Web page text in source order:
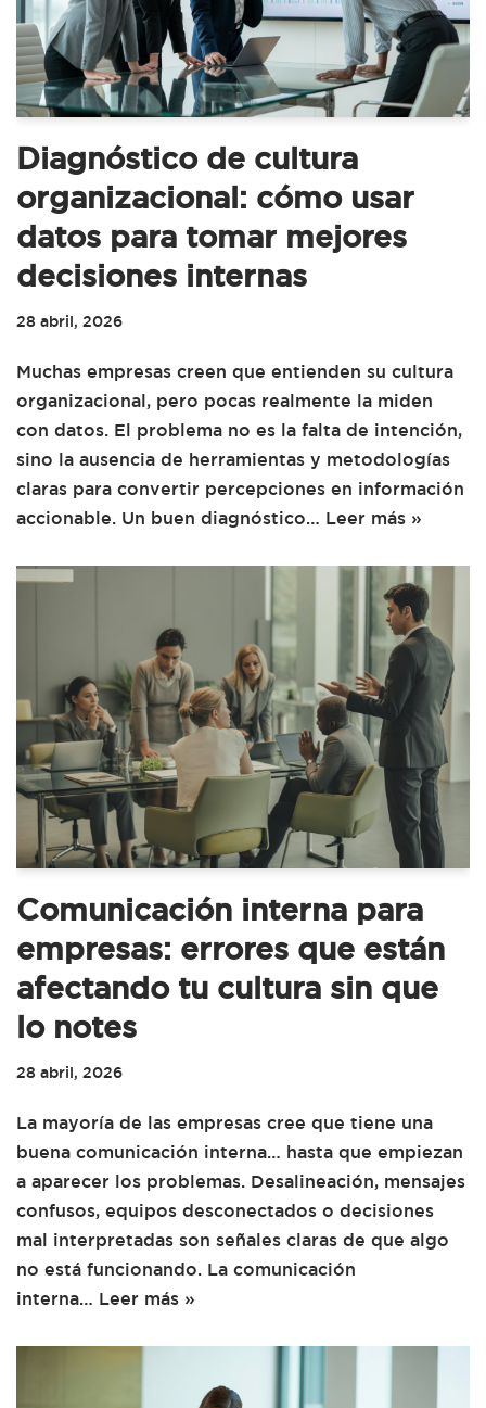
Diagnóstico de cultura
organizacional: cómo usar
datos para tomar mejores
decisiones internas
28 abril, 2026
Muchas empresas creen que entienden su cultura
organizacional, pero pocas realmente la miden
con datos. El problema no es la falta de intención,
sino la ausencia de herramientas y metodologías
claras para convertir percepciones en información
accionable. Un buen diagnóstico… Leer más »
Comunicación interna para
empresas: errores que están
afectando tu cultura sin que
lo notes
28 abril, 2026
La mayoría de las empresas cree que tiene una
buena comunicación interna… hasta que empiezan
a aparecer los problemas. Desalineación, mensajes
confusos, equipos desconectados o decisiones
mal interpretadas son señales claras de que algo
no está funcionando. La comunicación
interna… Leer más »